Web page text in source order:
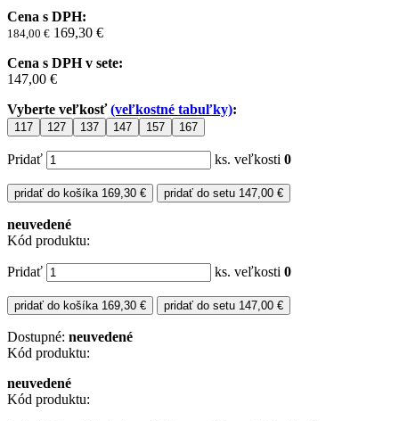
Cena s DPH:
184,00 € 169,30 €
Cena s DPH v sete:
147,00 €
Vyberte veľkosť(veľkostné tabuľky):
117 127 137 147 157 167
Pridať ks. veľkosti 0
pridať do košíka 169,30 € pridať do setu 147,00 €
neuvedené
Kód produktu:
Pridať ks. veľkosti 0
pridať do košíka 169,30 € pridať do setu 147,00 €
Dostupné: neuvedené
Kód produktu:
neuvedené
Kód produktu: